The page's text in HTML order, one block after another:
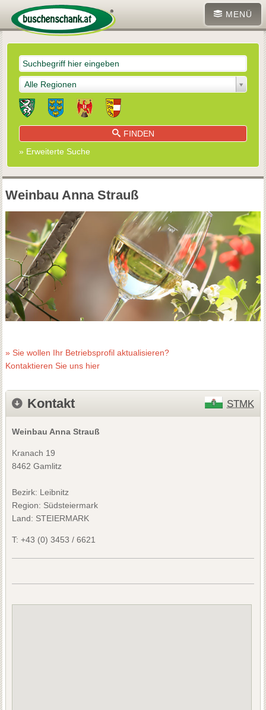
MENÜ
Alle Regionen
FINDEN
» Erweiterte Suche
Weinbau Anna Strauß
» Sie wollen Ihr Betriebsprofil aktualisieren?
Kontaktieren Sie uns hier
Kontakt STMK
Weinbau Anna Strauß
Kranach 19
8462 Gamlitz
Bezirk: Leibnitz
Region: Südsteiermark
Land: STEIERMARK
T: +43 (0) 3453 / 6621